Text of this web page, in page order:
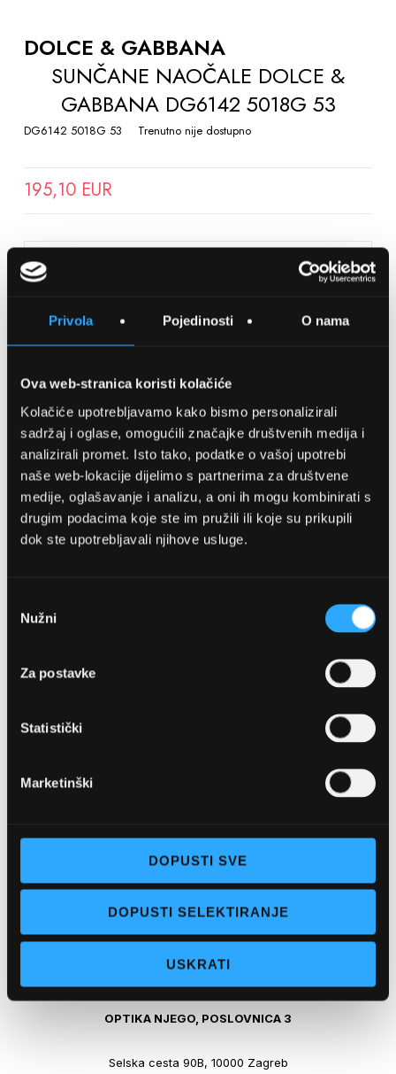
Privola Pojedinosti O nama
Ova web-stranica koristi kolačiće
Kolačiće upotrebljavamo kako bismo personalizirali
sadržaj i oglase, omogućili značajke društvenih medija i
analizirali promet. Isto tako, podatke o vašoj upotrebi
naše web-lokacije dijelimo s partnerima za društvene
medije, oglašavanje i analizu, a oni ih mogu kombinirati s
drugim podacima koje ste im pružili ili koje su prikupili
dok ste upotrebljavali njihove usluge.
pristanka
Nužni
Za postavke
Statistički
Marketinški
DOPUSTI SVE
DOPUSTI SELEKTIRANJE
USKRATI
THE
BEGINNING
GALLERY
DOLCE & GABBANA
SUNČANE NAOČALE DOLCE &
GABBANA DG6142 5018G 53
DG6142 5018G 53 Trenutno nije dostupno
195,10 EUR
SPREMITE NA LISTU ŽELJA
Detalji
OPTIKA NJEGO, POSLOVNICA 1
Pon - pet: 07 - 21h,
Sub: 07-21h
webshop@optikanjego.hr
OPTIKA NJEGO, POSLOVNICA 3
Selska cesta 90B, 10000 Zagreb